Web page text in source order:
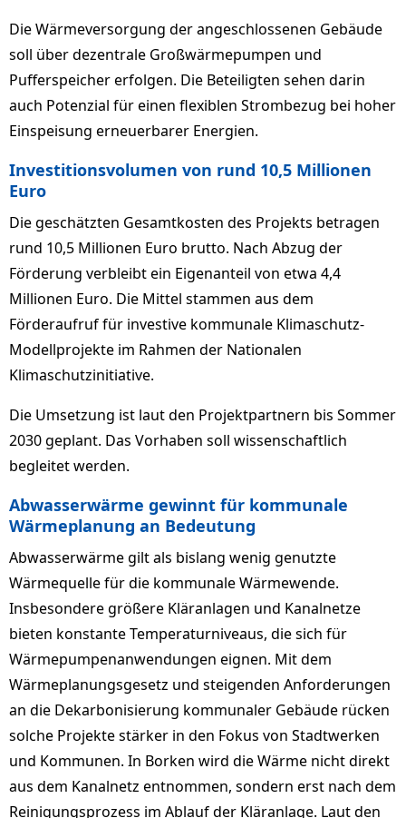
Die Wärmeversorgung der angeschlossenen Gebäude
soll über dezentrale Großwärmepumpen und
Pufferspeicher erfolgen. Die Beteiligten sehen darin
auch Potenzial für einen flexiblen Strombezug bei hoher
Einspeisung erneuerbarer Energien.
Investitionsvolumen von rund 10,5 Millionen
Euro
Die geschätzten Gesamtkosten des Projekts betragen
rund 10,5 Millionen Euro brutto. Nach Abzug der
Förderung verbleibt ein Eigenanteil von etwa 4,4
Millionen Euro. Die Mittel stammen aus dem
Förderaufruf für investive kommunale Klimaschutz-
Modellprojekte im Rahmen der Nationalen
Klimaschutzinitiative.
Die Umsetzung ist laut den Projektpartnern bis Sommer
2030 geplant. Das Vorhaben soll wissenschaftlich
begleitet werden.
Abwasserwärme gewinnt für kommunale
Wärmeplanung an Bedeutung
Abwasserwärme gilt als bislang wenig genutzte
Wärmequelle für die kommunale Wärmewende.
Insbesondere größere Kläranlagen und Kanalnetze
bieten konstante Temperaturniveaus, die sich für
Wärmepumpenanwendungen eignen. Mit dem
Wärmeplanungsgesetz und steigenden Anforderungen
an die Dekarbonisierung kommunaler Gebäude rücken
solche Projekte stärker in den Fokus von Stadtwerken
und Kommunen. In Borken wird die Wärme nicht direkt
aus dem Kanalnetz entnommen, sondern erst nach dem
Reinigungsprozess im Ablauf der Kläranlage. Laut den